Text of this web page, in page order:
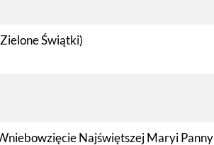
Świątki)
Najświętszej Maryi Panny